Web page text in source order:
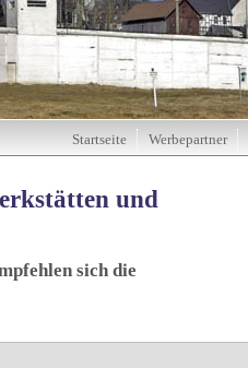
und
sich die
Startseite Werbepartner